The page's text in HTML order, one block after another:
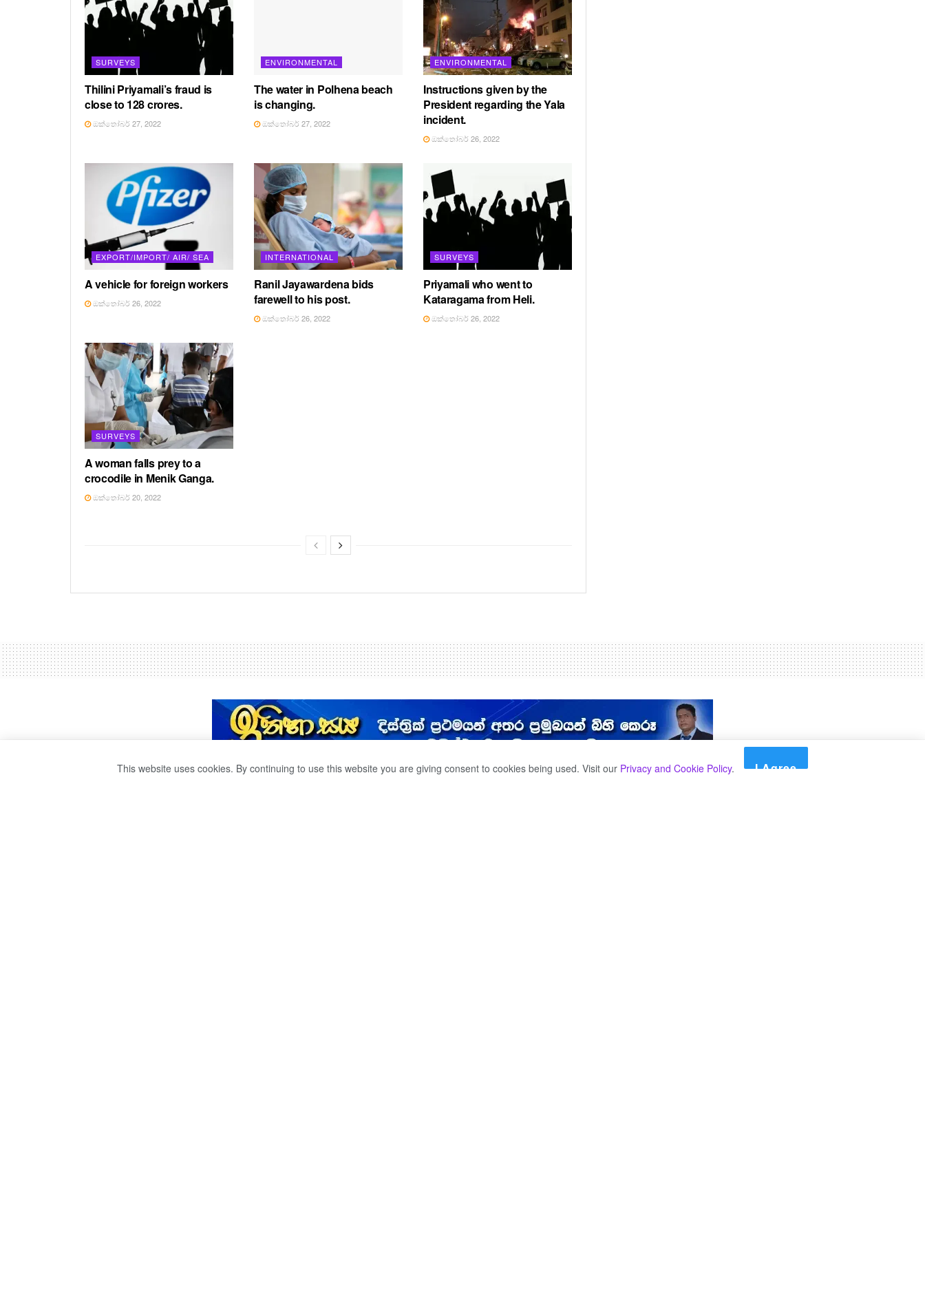
SURVEYS
Thilini Priyamali’s fraud is
close to 128 crores.
ඔක්තෝබර් 27, 2022
ENVIRONMENTAL
The water in Polhena beach
is changing.
ඔක්තෝබර් 27, 2022
ENVIRONMENTAL
Instructions given by the
President regarding the Yala
incident.
ඔක්තෝබර් 26, 2022
EXPORT/IMPORT/ AIR/ SEA
A vehicle for foreign workers
ඔක්තෝබර් 26, 2022
INTERNATIONAL
Ranil Jayawardena bids
farewell to his post.
ඔක්තෝබර් 26, 2022
SURVEYS
Priyamali who went to
Kataragama from Heli.
ඔක්තෝබර් 26, 2022
SURVEYS
A woman falls prey to a
crocodile in Menik Ganga.
ඔක්තෝබර් 20, 2022
This website uses cookies. By continuing to use this website you are giving consent to cookies being used. Visit our Privacy and Cookie Policy. I Agree